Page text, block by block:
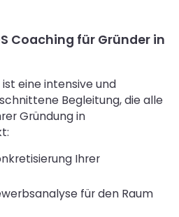
Coaching für Gründer in
eine intensive und
Begleitung, die alle
Gründung in
Ihrer
für den Raum